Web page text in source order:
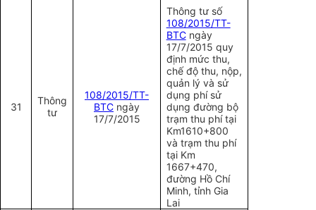
31
Thông
tư
108/2015/TT-
BTC ngày
17/7/2015
Thông tư số
108/2015/TT-
BTCngày
17/7/2015 quy
định mức thu,
chế độ thu, nộp,
quản lý và sử
dụng phí sử
dụng đường bộ
trạm thu phí tại
Km1610+800
và trạm thu phí
tại Km
1667+470,
đường Hồ Chí
Minh, tỉnh Gia
Lai